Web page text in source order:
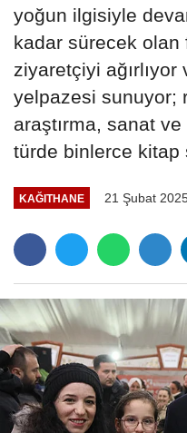
yoğun ilgisiyle
kadar sürecek olan
ziyaretçiyi
yelpazesi sunuyor;
araştırma, sanat
türde binlerce kitap
KAĞITHANE 21 Şubat